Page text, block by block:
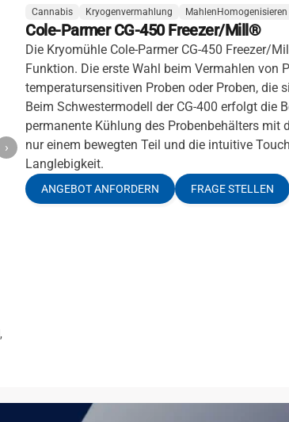
›
Cannabis Kryogenvermahlung MahlenHomogenisieren
Cole-Parmer CG-450 Freezer/Mill®
Die Kryomühle Cole-Parmer CG-450 Freezer/
Funktion. Die erste Wahl beim Vermahlen von
temperatursensitiven Proben oder Proben,
Beim Schwestermodell der CG-400 erfolgt
permanente Kühlung des Probenbehälters
nur einem bewegten Teil und die intuitive
Langlebigkeit.
ANGEBOT ANFORDERN FRAGE STELLEN